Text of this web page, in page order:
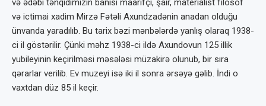
və ədəbi tənqidimizin banisi maarifçi, şair, materialist filosof
və ictimai xadim Mirzə Fətəli Axundzadənin anadan olduğu
ünvanda yaradılıb. Bu tarix bəzi mənbələrdə yanlış olaraq 1938-
ci il göstərilir. Çünki məhz 1938-ci ildə Axundovun 125 illik
yubileyinin keçirilməsi məsələsi müzakirə olunub, bir sıra
qərarlar verilib. Ev muzeyi isə iki il sonra ərsəyə gəlib. İndi o
vaxtdan düz 85 il keçir.